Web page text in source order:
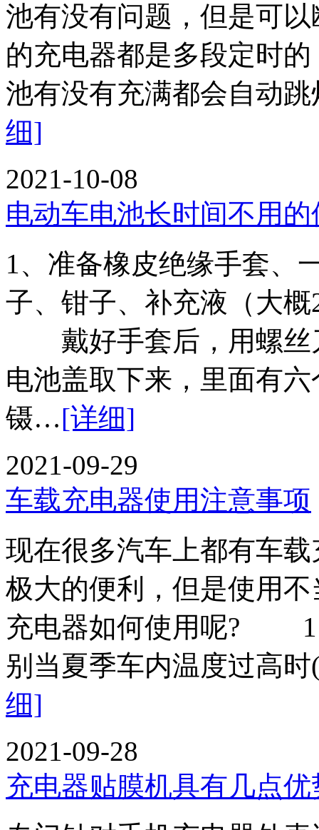
池有没有问题，但是
的充电器都是多段定时
池有没有充满都会自
细]
2021-10-08
电动车电池长时间不用
1、准备橡皮绝缘手套、
子、钳子、补充液（大
戴好手套后，用螺丝
电池盖取下来，里面有
镊…[详细]
2021-09-29
车载充电器使用注意事项
现在很多汽车上都有车
极大的便利，但是使用
充电器如何使用呢? 1
别当夏季车内温度过高
细]
2021-09-28
充电器贴膜机具有几点优